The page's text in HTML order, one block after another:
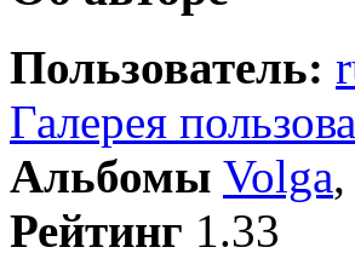
Пользователь:
Галерея
Альбомы Volga,
Рейтинг 1.33